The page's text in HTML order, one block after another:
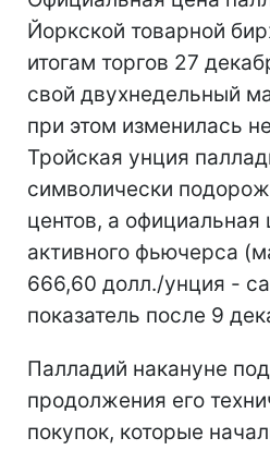
Йоркской товарной
итогам торгов 27
свой двухнедельный
при этом изменилась
Тройская унция
символически
центов, а официальная
активного фьючерса
666,60 долл./унция -
показатель после 9
Палладий накануне
продолжения его
покупок, которые